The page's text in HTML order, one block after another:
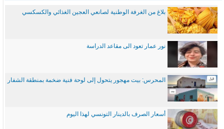
بلاغ من الغرفة الوطنية لصانعي العجين الغذائي والكسكسي
نور عمار تعود الى مقاعد الدراسة
المحرس: بيت مهجور يتحول إلى لوحة فنية ضخمة بمنطقة الشفار
أسعار الصرف بالدينار التونسي لهذا اليوم